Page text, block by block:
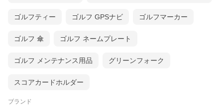
ゴルフティー ゴルフ GPSナビ ゴルフマーカー
ゴルフ 傘 ゴルフ ネームプレート
ゴルフ メンテナンス用品 グリーンフォーク
スコアカードホルダー
ブランド